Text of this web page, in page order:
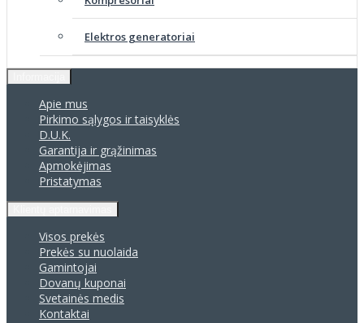
Elektros generatoriai
Apie mus
Pirkimo sąlygos ir taisyklės
D.U.K.
Garantija ir grąžinimas
Apmokėjimas
Pristatymas
Visos prekės
Prekės su nuolaida
Gamintojai
Dovanų kuponai
Svetainės medis
Kontaktai